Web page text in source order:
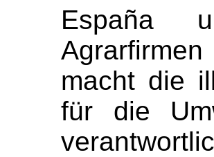
España
macht die
für die